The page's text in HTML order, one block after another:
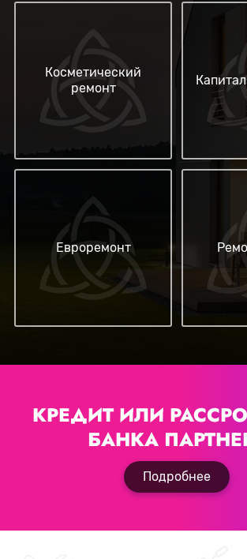
Косметический
ремонт
Евроремонт
КРЕДИТ ИЛИ
БАНКА
Подробнее